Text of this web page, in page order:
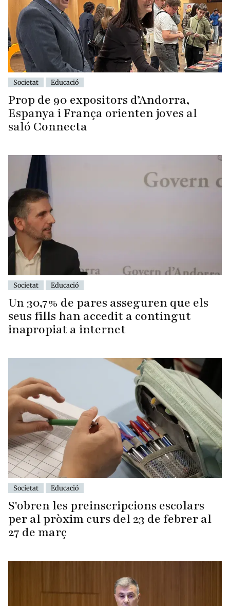
Societat Educació
Prop de 90 expositors d’Andorra,
Espanya i França orienten joves al
saló Connecta
Societat Educació
Un 30,7% de pares asseguren que els
seus fills han accedit a contingut
inapropiat a internet
Societat Educació
S'obren les preinscripcions escolars
per al pròxim curs del 23 de febrer al
27 de març